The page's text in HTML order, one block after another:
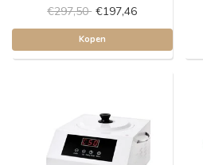
€297,50 €197,46
Kopen